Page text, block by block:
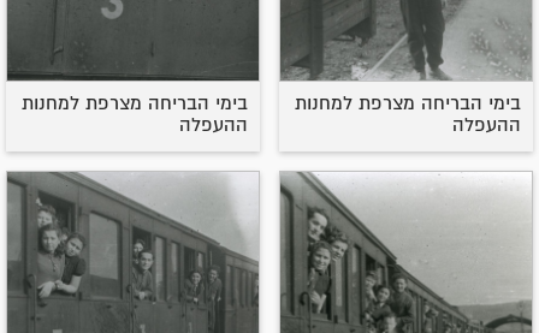
בימי הבריחה מצרפת למחנות
ההעפלה
בימי הבריחה מצרפת למחנות
ההעפלה